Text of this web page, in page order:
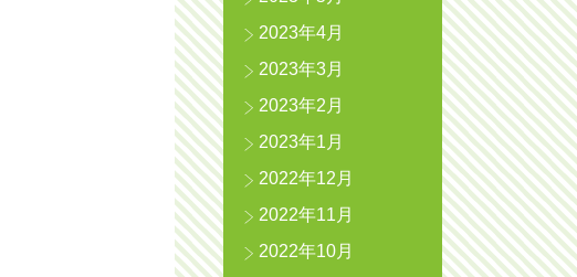
2023年4月
2023年3月
2023年2月
2023年1月
2022年12月
2022年11月
2022年10月